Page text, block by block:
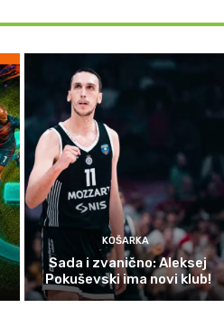
KOŠARKA
Sada i zvanično: Aleksej
Pokuševski ima novi klub!